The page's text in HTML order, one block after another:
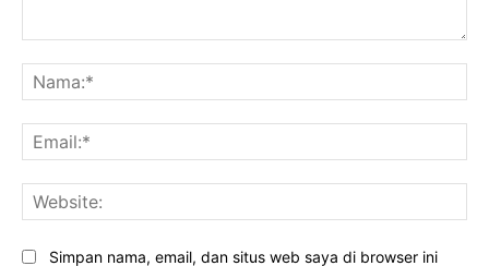
Simpan nama, email, dan situs web saya di browser ini